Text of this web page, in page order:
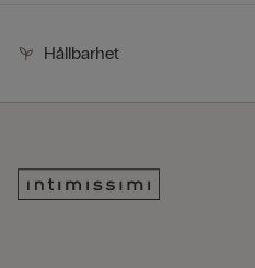
Hållbarhet